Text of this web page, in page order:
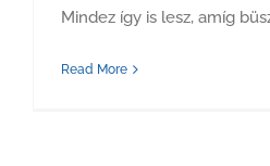
Mindez így is lesz, amíg
Read More